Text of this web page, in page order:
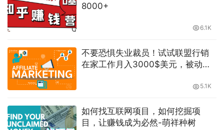
8000+
6.1K
不要恐惧失业裁员！试试联盟行销
在家工作月入3000$美元，被动收
5.1K
如何找互联网项目，如何挖掘项
目，让赚钱成为必然-萌祥种树